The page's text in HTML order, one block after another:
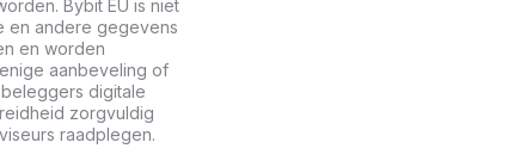
Bybit EU is niet
en andere gegevens
en worden
aanbeveling of
digitale
zorgvuldig
raadplegen.